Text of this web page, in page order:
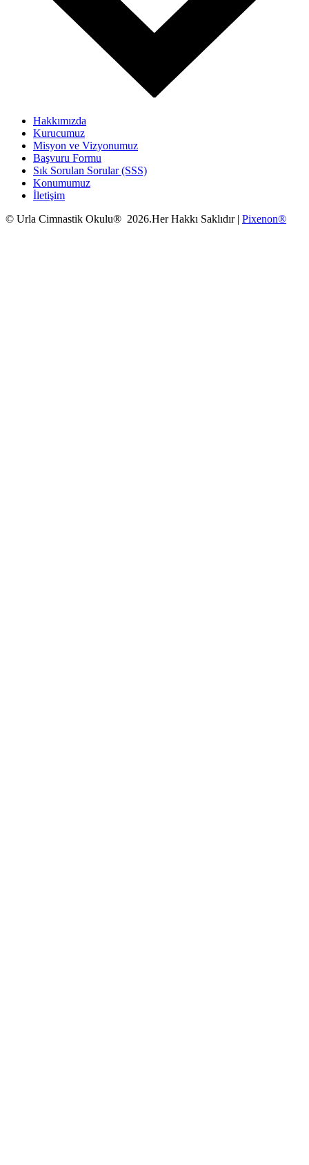
Hakkımızda
Kurucumuz
Misyon ve Vizyonumuz
Başvuru Formu
Sık Sorulan Sorular (SSS)
Konumumuz
İletişim
© Urla Cimnastik Okulu® 2026.Her Hakkı Saklıdır | Pixenon®